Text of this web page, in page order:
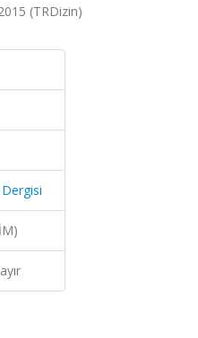
(TRDizin)